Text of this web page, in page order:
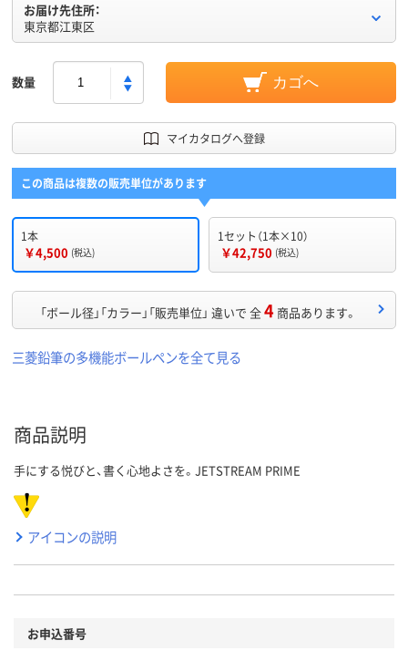
お届け先住所：
東京都江東区
数量 カゴへ
マイカタログへ登録
この商品は複数の販売単位があります
1本
￥4,500 (税込)
1セット（1本×10）
￥42,750 (税込)
「ボール径」「カラー」「販売単位」 違いで 全4 商品あります。
三菱鉛筆の多機能ボールペンを全て見る
商品説明
手にする悦びと、書く心地よさを。JETSTREAM PRIME
アイコンの説明
お申込番号